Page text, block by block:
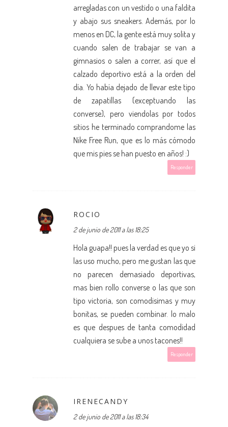
arregladas con un vestido o una faldita
y abajo sus sneakers. Además, por lo
menos en DC, la gente está muy solita y
cuando salen de trabajar se van a
gimnasios o salen a correr, así que el
calzado deportivo está a la orden del
día. Yo había dejado de llevar este tipo
de zapatillas (exceptuando las
converse), pero viendolas por todos
sitios he terminado comprandome las
Nike Free Run, que es lo más cómodo
que mis pies se han puesto en años! :)
Responder
ROCIO
2 de junio de 2011 a las 18:25
Hola guapa!! pues la verdad es que yo si
las uso mucho, pero me gustan las que
no parecen demasiado deportivas,
mas bien rollo converse o las que son
tipo victoria, son comodisimas y muy
bonitas, se pueden combinar. lo malo
es que despues de tanta comodidad
cualquiera se sube a unos tacones!!
Responder
IRENECANDY
2 de junio de 2011 a las 18:34